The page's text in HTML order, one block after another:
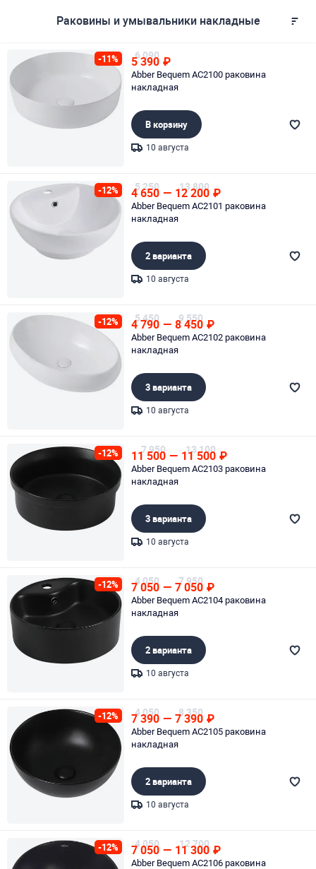
Раковины и умывальники накладные
-11% 6 090
5 390 ₽
Abber Bequem AC2100 раковина
накладная
В корзину
10 августа
-12% 5 250
4 650 — 13 800
12 200 ₽
Abber Bequem AC2101 раковина
накладная
2 варианта
10 августа
-12% 5 450
4 790 — 9 550
8 450 ₽
Abber Bequem AC2102 раковина
накладная
3 варианта
10 августа
-12% 7 950
11 500 — 13 100
11 500 ₽
Abber Bequem AC2103 раковина
накладная
3 варианта
10 августа
-12% 4 050
7 050 — 7 950
7 050 ₽
Abber Bequem AC2104 раковина
накладная
2 варианта
10 августа
-12% 4 050
7 390 — 8 350
7 390 ₽
Abber Bequem AC2105 раковина
накладная
2 варианта
10 августа
-12% 4 050
7 050 — 12 700
11 300 ₽
Abber Bequem AC2106 раковина